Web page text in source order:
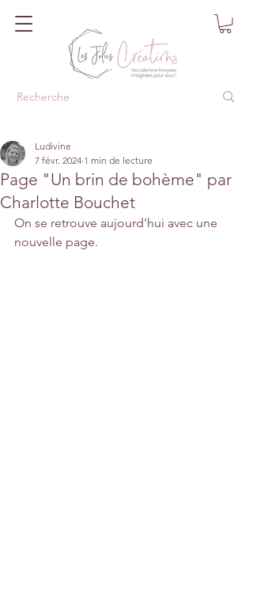
Page "Un brin de bohème" par
Charlotte Bouchet
Ludivine
7 févr. 2024 1 min de lecture
On se retrouve aujourd'hui avec une
nouvelle page.